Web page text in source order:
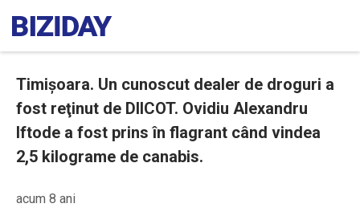
Timișoara. Un cunoscut dealer de droguri a
fost reţinut de DIICOT. Ovidiu Alexandru
Iftode a fost prins în flagrant când vindea
2,5 kilograme de canabis.
acum 8 ani